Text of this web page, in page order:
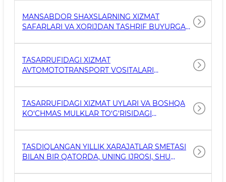
MANSABDOR SHAXSLARNING XIZMAT
SAFARLARI VA XORIJDAN TASHRIF BUYURGAN
HAQIDAGI MA'LUMOTLAR
TASARRUFIDAGI XIZMAT
AVTOMOTOTRANSPORT VOSITALARI
TASARRUFIDAGI XIZMAT UYLARI VA BOSHQA
KO‘CHMAS MULKLAR TO‘G‘RISIDAGI
TASDIQLANGAN YILLIK XARAJATLAR SMETASI
BILAN BIR QATORDA, UNING IJROSI, SHU
REKONSTRUKSIYA QILISH VA MUKAMMAL